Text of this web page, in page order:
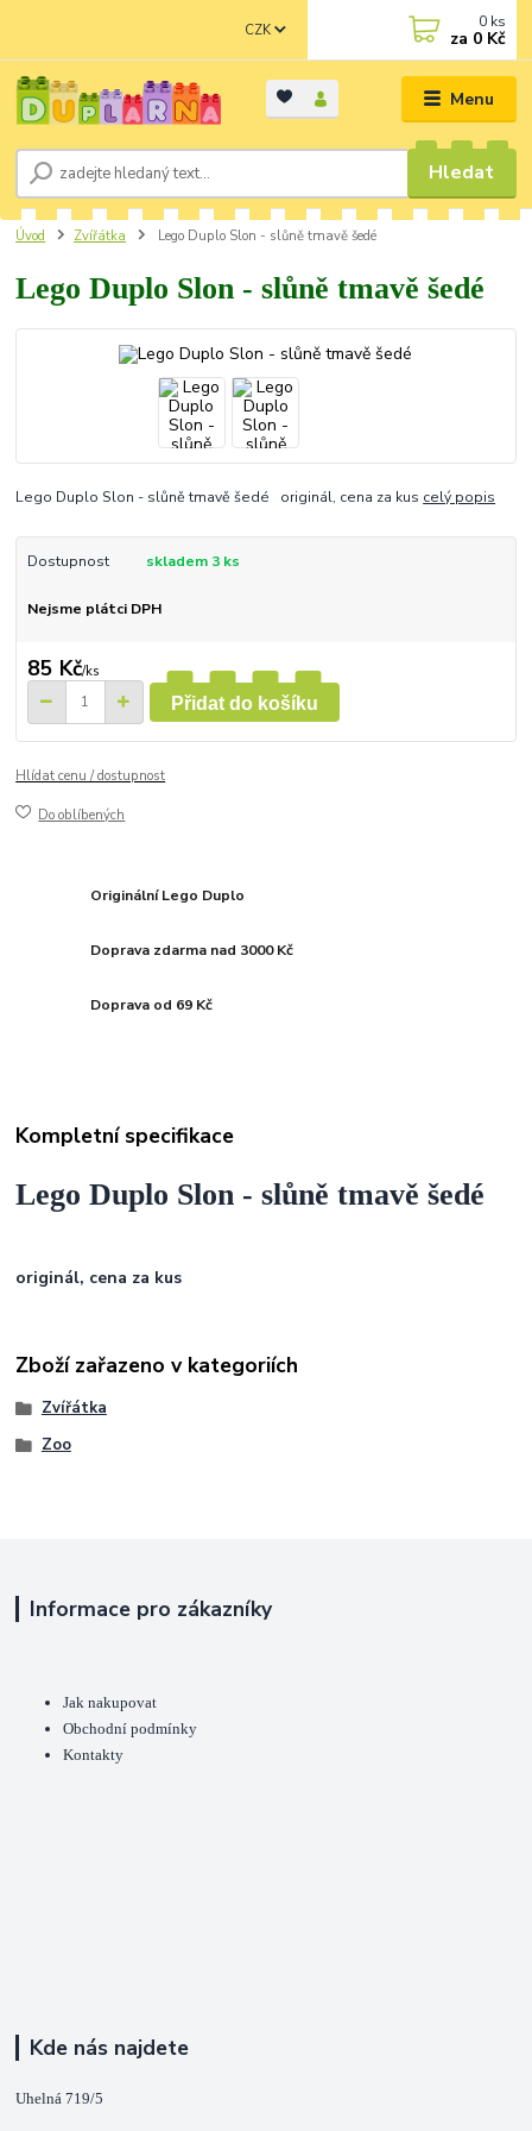
Menu
CZK
Hledat
0 ks
za 0 Kč
Úvod Zvířátka Lego Duplo Slon - slůně tmavě šedé
Lego Duplo Slon - slůně tmavě šedé
Lego Duplo Slon - slůně tmavě šedé originál, cena za kus celý popis
Dostupnost skladem 3 ks
Nejsme plátci DPH
85 Kč/ks
Přidat do košíku
Hlídat cenu / dostupnost
Do oblíbených
Originální Lego Duplo
Doprava zdarma nad 3000 Kč
Doprava od 69 Kč
Kompletní specifikace
Lego Duplo Slon - slůně tmavě šedé
originál, cena za kus
Zboží zařazeno v kategoriích
Zvířátka
Zoo
Informace pro zákazníky
Jak nakupovat
Obchodní podmínky
Kontakty
Kde nás najdete
Uhelná 719/5